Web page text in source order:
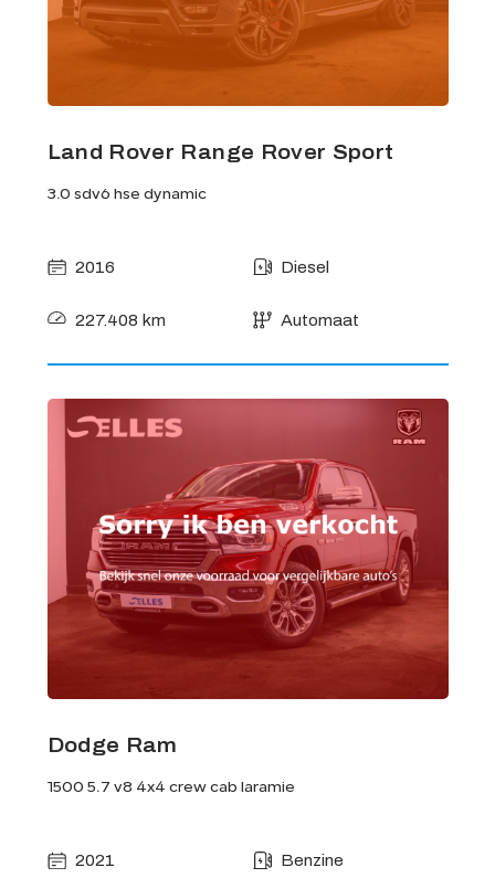
Land Rover Range Rover Sport
3.0 sdv6 hse dynamic
2016 Diesel
227.408 km Automaat
Dodge Ram
1500 5.7 v8 4x4 crew cab laramie
2021 Benzine